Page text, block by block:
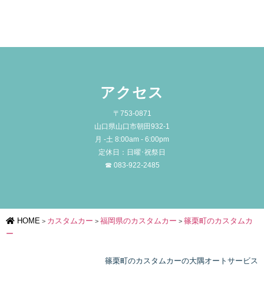
アクセス
〒753-0871
山口県山口市朝田932-1
月 -土 8:00am - 6:00pm
定休日：日曜･祝祭日
☎ 083-922-2485
HOME > カスタムカー > 福岡県のカスタムカー > 篠栗町のカスタムカ
ー
篠栗町のカスタムカーの大隅オートサービス